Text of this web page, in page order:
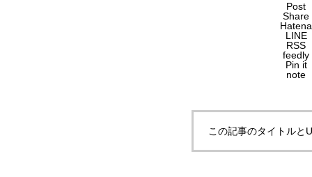
Post
Share
Hatena
LINE
RSS
feedly
Pin it
note
この記事のタイトルと